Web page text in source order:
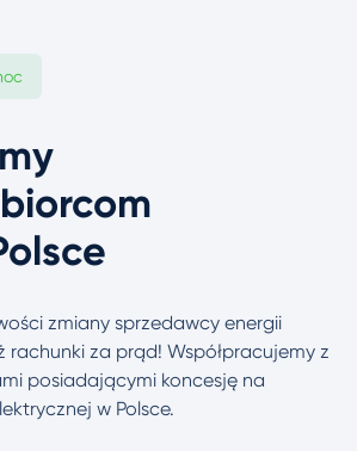
zmiany sprzedawcy energii
rachunki za prąd! Współpracujemy z
posiadającymi koncesję na
w Polsce.